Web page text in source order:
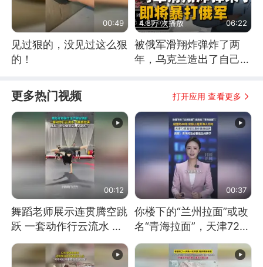
00:49
见过狠的，没见过这么狠
的！
4.8万 次播放 06:22
被俄军滑翔炸弹炸了两
年，乌克兰造出了自己
更多热门视频 打开应用 查看更多
00:12
舞蹈老师展示连贯腾空跳
跃 一套动作行云流水 节
奏感拉满 网友：怎么做
到又舞又武的？
00:37
你楼下的“兰州拉面”或改
名“青海拉面”，天津72家
面馆已集体更换招牌